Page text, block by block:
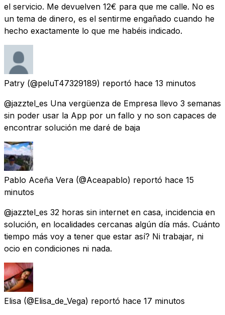
el servicio. Me devuelven 12€ para que me calle. No es
un tema de dinero, es el sentirme engañado cuando he
hecho exactamente lo que me habéis indicado.
Patry (@peluT47329189) reportó hace 13 minutos
@jazztel_es Una vergüenza de Empresa llevo 3 semanas
sin poder usar la App por un fallo y no son capaces de
encontrar solución me daré de baja
Pablo Aceña Vera (@Aceapablo) reportó hace 15
minutos
@jazztel_es 32 horas sin internet en casa, incidencia en
solución, en localidades cercanas algún día más. Cuánto
tiempo más voy a tener que estar así? Ni trabajar, ni
ocio en condiciones ni nada.
Elisa (@Elisa_de_Vega) reportó hace 17 minutos